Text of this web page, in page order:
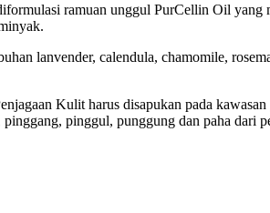
ramuan unggul PurCellin Oil yang
lanvender, calendula, chamomile,
Kulit harus disapukan pada
pinggul, punggung dan paha dari